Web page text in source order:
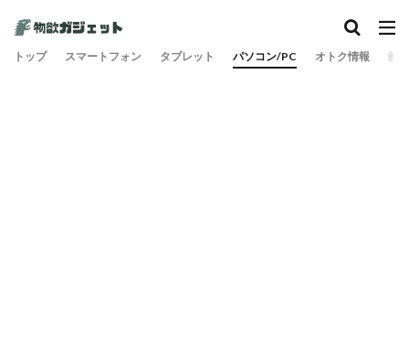
トップ スマートフォン タブレット パソコン/PC オトク情報 旅